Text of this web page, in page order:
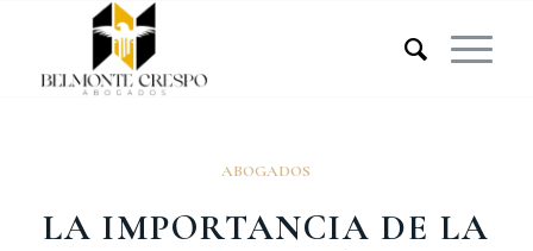
ABOGADOS
LA IMPORTANCIA DE LA